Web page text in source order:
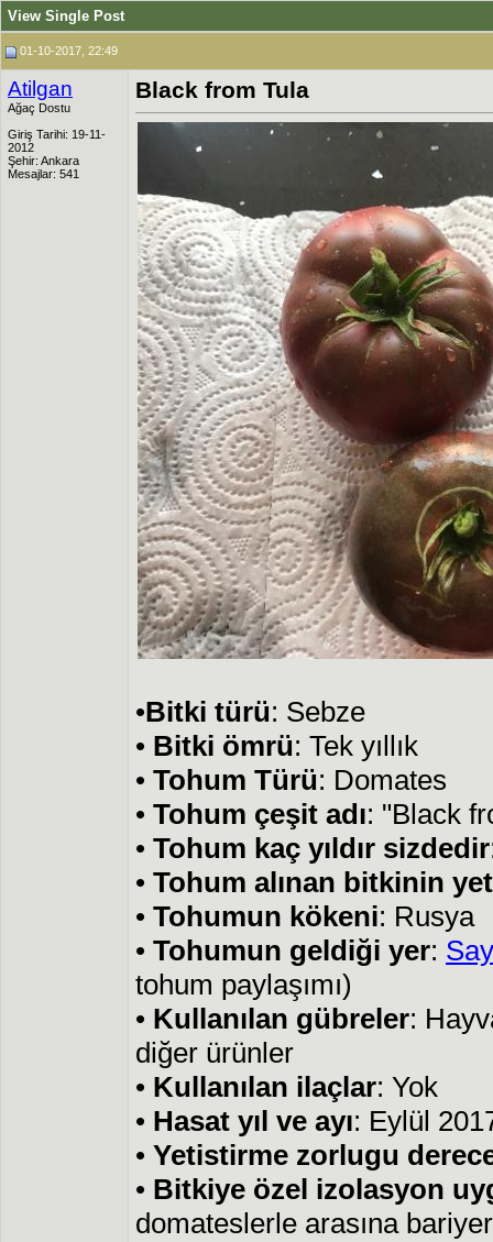
View Single Post
01-10-2017, 22:49
Atilgan
Ağaç Dostu
Giriş Tarihi: 19-11-
2012
Şehir: Ankara
Mesajlar: 541
Black from Tula
•Bitki türü: Sebze
• Bitki ömrü: Tek yıllık
• Tohum Türü: Domates
• Tohum çeşit adı: "Black
• Tohum kaç yıldır sizdedir
• Tohum alınan bitkinin
• Tohumun kökeni: Rusya
• Tohumun geldiği yer:
tohum paylaşımı)
• Kullanılan gübreler:
diğer ürünler
• Kullanılan ilaçlar: Yok
• Hasat yıl ve ayı: Eylül
• Yetistirme zorlugu
• Bitkiye özel izolasyon
domateslerle arasına